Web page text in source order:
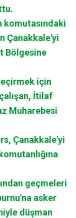
komutasındaki
Çanakkale'yi
Bölgesine
için
İtilaf
Muharebesi
Çanakkale'yi
geçmeleri
asker
düşman